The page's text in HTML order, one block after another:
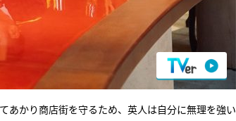
あかり商店街を守るため、英人は自分に無理を強い